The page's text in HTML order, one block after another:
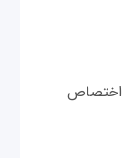
اختصاص